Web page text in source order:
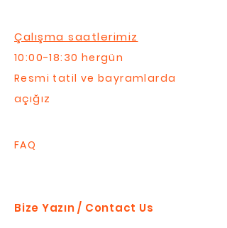
Çalışma saatlerimiz
10:00-18:30 hergün
Resmi tatil ve bayramlarda
açığız
FAQ
Bize Yazın / Contact Us